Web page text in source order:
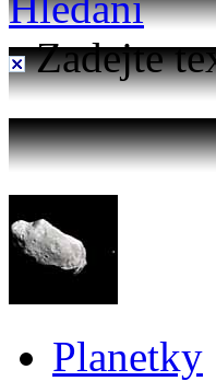
Zadejte
Planetky